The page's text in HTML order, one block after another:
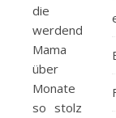
die
werdende
Mama
über
Monate
so stolz